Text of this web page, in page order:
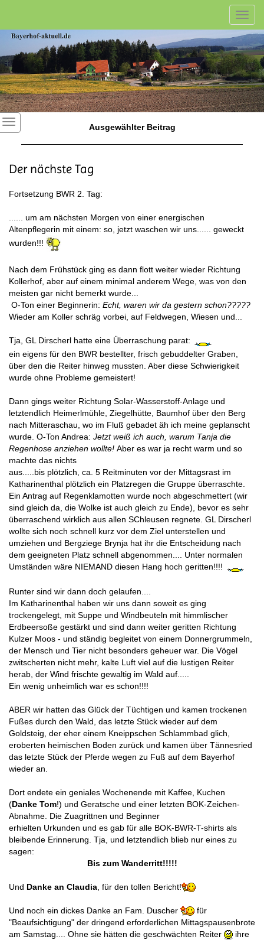
Ausgewählter Beitrag
Der nächste Tag
Fortsetzung BWR 2. Tag:
...... um am nächsten Morgen von einer energischen
Altenpflegerin mit einem: so, jetzt waschen wir uns...... geweckt
wurden!!!
Nach dem Frühstück ging es dann flott weiter wieder Richtung
Kollerhof, aber auf einem minimal anderem Wege, was von den
meisten gar nicht bemerkt wurde...
O-Ton einer Beginnerin: Echt, waren wir da gestern schon?????
Wieder am Koller schräg vorbei, auf Feldwegen, Wiesen und...
Tja, GL Dirscherl hatte eine Überraschung parat:
ein eigens für den BWR bestellter, frisch gebuddelter Graben,
über den die Reiter hinweg mussten. Aber diese Schwierigkeit
wurde ohne Probleme gemeistert!
Dann gings weiter Richtung Solar-Wasserstoff-Anlage und
letztendlich Heimerlmühle, Ziegelhütte, Baumhof über den Berg
nach Mitteraschau, wo im Fluß gebadet äh ich meine geplanscht
wurde. O-Ton Andrea: Jetzt weiß ich auch, warum Tanja die
Regenhose anziehen wollte! Aber es war ja recht warm und so
machte das nichts
aus.....bis plötzlich, ca. 5 Reitminuten vor der Mittagsrast im
Katharinenthal plötzlich ein Platzregen die Gruppe überraschte.
Ein Antrag auf Regenklamotten wurde noch abgeschmettert (wir
sind gleich da, die Wolke ist auch gleich zu Ende), bevor es sehr
überraschend wirklich aus allen SChleusen regnete. GL Dirscherl
wollte sich noch schnell kurz vor dem Ziel unterstellen und
umziehen und Bergziege Brynja hat ihr die Entscheidung nach
dem geeigneten Platz schnell abgenommen.... Unter normalen
Umständen wäre NIEMAND diesen Hang hoch geritten!!!!
Runter sind wir dann doch gelaufen....
Im Katharinenthal haben wir uns dann soweit es ging
trockengelegt, mit Suppe und Windbeuteln mit himmlischer
Erdbeersoße gestärkt und sind dann weiter geritten Richtung
Kulzer Moos - und ständig begleitet von einem Donnergrummeln,
der Mensch und Tier nicht besonders geheuer war. Die Vögel
zwitscherten nicht mehr, kalte Luft viel auf die lustigen Reiter
herab, der Wind frischte gewaltig im Wald auf.....
Ein wenig unheimlich war es schon!!!!
ABER wir hatten das Glück der Tüchtigen und kamen trockenen
Fußes durch den Wald, das letzte Stück wieder auf dem
Goldsteig, der eher einem Kneippschen Schlammbad glich,
eroberten heimischen Boden zurück und kamen über Tännesried
das letzte Stück der Pferde wegen zu Fuß auf dem Bayerhof
wieder an.
Dort endete ein geniales Wochenende mit Kaffee, Kuchen
(Danke Tom!) und Geratsche und einer letzten BOK-Zeichen-
Abnahme. Die Zuagrittnen und Beginner
erhielten Urkunden und es gab für alle BOK-BWR-T-shirts als
bleibende Erinnerung. Tja, und letztendlich blieb nur eines zu
sagen:
Bis zum Wanderritt!!!!!
Und Danke an Claudia , für den tollen Bericht!
Und noch ein dickes Danke an Fam. Duscher
für
"Beaufsichtigung" der dringend erforderlichen Mittagspausenbrote
am Samstag.... Ohne sie hätten die geschwächten Reiter
ihre